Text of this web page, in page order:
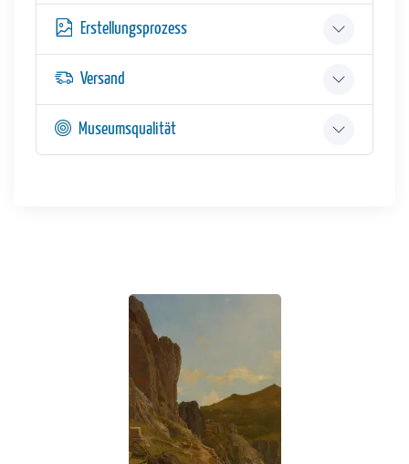
Erstellungsprozess
Versand
Museumsqualität